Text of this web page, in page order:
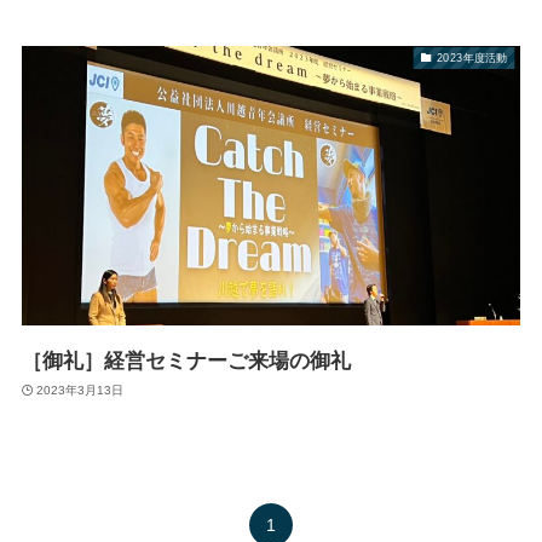
2023年度活動
［御礼］経営セミナーご来場の御礼
2023年3月13日
1